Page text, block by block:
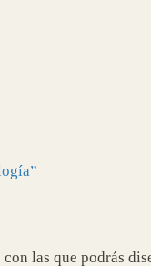
las que podrás